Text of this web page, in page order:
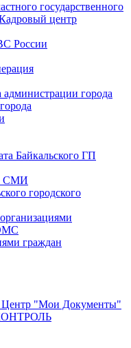
государственного
центр
России
администрации города
Байкальского ГП
СМИ
городского
граждан
"Мои Документы"